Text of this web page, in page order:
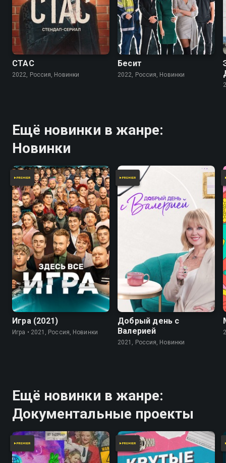
СТАС
2022, Россия, Новинки
Бесит
2022, Россия, Новинки
Ещё новинки в жанре:
Новинки
7.8
Игра (2021)
Игра • 2021, Россия, Новинки
Добрый день с
Валерией
2021, Россия, Новинки
Ещё новинки в жанре:
Документальные проекты